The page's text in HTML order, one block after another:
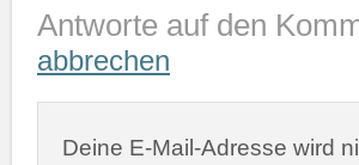
Antworte auf den
abbrechen
Deine E-Mail-Adresse wird